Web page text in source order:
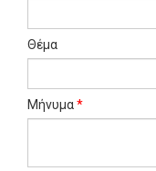
Θέμα
Μήνυμα*